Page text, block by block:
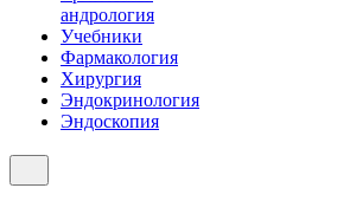
андрология
Учебники
Фармакология
Хирургия
Эндокринология
Эндоскопия